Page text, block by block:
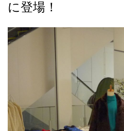
に登場！